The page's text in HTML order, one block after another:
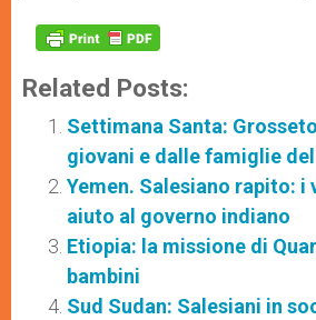
Related Posts:
Settimana Santa:
giovani e dalle famiglie
Yemen. Salesiano rapito: i
aiuto al governo indiano
Etiopia: la missione di
bambini
Sud Sudan: Salesiani in